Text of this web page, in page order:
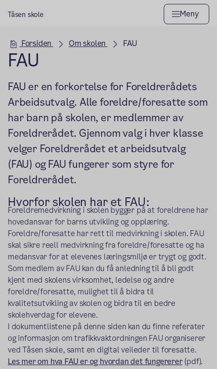
Tåsen skole Meny
Hovedseksjon
Forsiden Om skolen FAU
FAU
FAU er en forkortelse for Foreldrerådets
Arbeidsutvalg. Alle foreldre/foresatte som
har barn på skolen, er medlemmer av
Foreldrerådet. Gjennom valg i hver klasse
velger Foreldrerådet et arbeidsutvalg
(FAU) og FAU fungerer som styre for
Foreldrerådet.
Hvorfor skolen har et FAU:
Foreldremedvirkning i skolen bygger på at foreldrene har
hovedansvar for barns utvikling og opplæring.
Foreldre/foresatte har rett til medvirkning i skolen. FAU
skal sikre reell medvirkning fra foreldre/foresatte og ha
medansvar for at elevenes læringsmiljø er trygt og godt.
Som medlem av FAU kan du få anledning til å bli godt
kjent med skolens virksomhet, ledelse og andre
foreldre/foresatte, mulighet til å bidra til
kvalitetsutvikling av skolen og bidra til en bedre
skolehverdag for elevene.
I dokumentlistene på denne siden kan du finne referater
og informasjon om trafikkvaktordningen FAU organiserer
ved Tåsen skole, samt en digital veileder til foresatte.
Les mer om hva FAU er og hvordan det fungererer(pdf).